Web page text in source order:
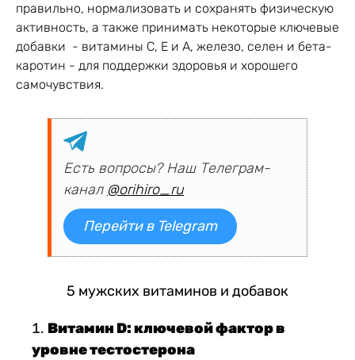
правильно, нормализовать и сохранять физическую
активность, а также принимать некоторые ключевые
добавки - витамины С, Е и А, железо, селен и бета-
каротин - для поддержки здоровья и хорошего
самочувствия.
Есть вопросы? Наш Телеграм-
канал @orihiro_ru
Перейти в Telegram
5 мужских витаминов и добавок
Витамин D: ключевой фактор в
уровне тестостерона